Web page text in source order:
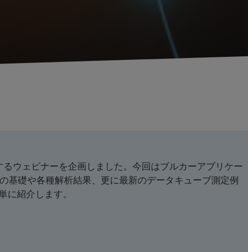
ウェビナーを企画しました。今回はブルカーアプリケー
基礎や各種解析結果、更に最新のデータキューブ測定例
単に紹介します。